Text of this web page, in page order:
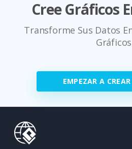
Cree Gráficos
Transforme Sus Datos
Gráficos
EMPEZAR A